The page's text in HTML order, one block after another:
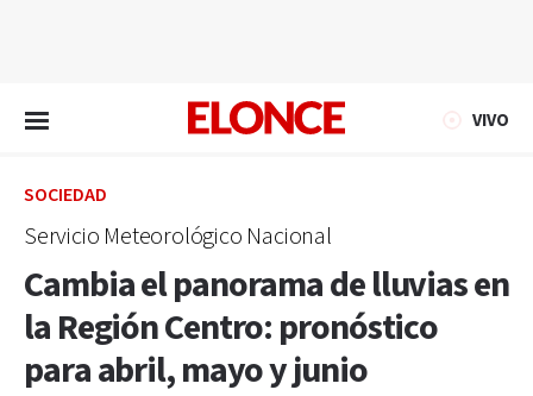
VIVO
SOCIEDAD
Servicio Meteorológico Nacional
Cambia el panorama de lluvias en
la Región Centro: pronóstico
para abril, mayo y junio